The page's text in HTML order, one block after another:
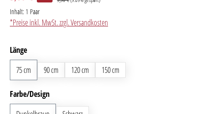
Inhalt: 1 Paar
*Preise inkl. MwSt. zzgl. Versandkosten
Längeauswählen
75 cm
90 cm 120 cm 150 cm
Farbe/Designauswählen